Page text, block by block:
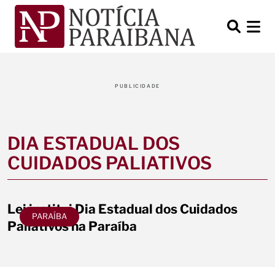
PUBLICIDADE
DIA ESTADUAL DOS
CUIDADOS PALIATIVOS
PARAÍBA
Lei institui Dia Estadual dos Cuidados
Paliativos na Paraíba